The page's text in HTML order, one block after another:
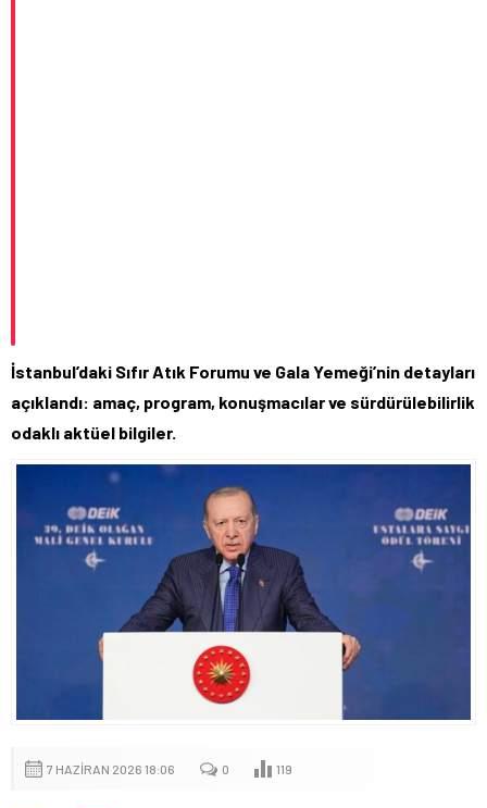
İstanbul’daki Sıfır Atık Forumu ve Gala Yemeği’nin detayları
açıklandı: amaç, program, konuşmacılar ve sürdürülebilirlik
odaklı aktüel bilgiler.
7 HAZIRAN 2026 18:06 0 119